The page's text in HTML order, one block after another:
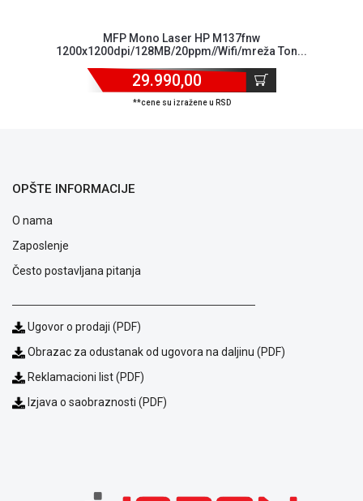
kvara
privatnosti
Politika
kolačićima
garancije
OUTLET
WEB
KREDIT
MFP Mono Laser HP M137fnw
1200x1200dpi/128MB/20ppm//Wifi/mreža Ton...
29.990,00
**cene su izražene u RSD
OPŠTE INFORMACIJE
O nama
Zaposlenje
Često postavljana pitanja
Ugovor o prodaji (PDF)
Obrazac za odustanak od ugovora na daljinu (PDF)
Reklamacioni list (PDF)
Izjava o saobraznosti (PDF)